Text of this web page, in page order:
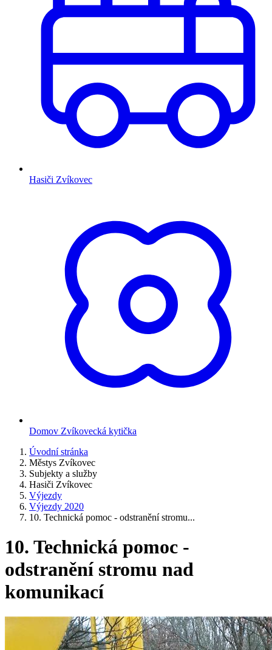
Hasiči Zvíkovec
Domov Zvíkovecká kytička
Úvodní stránka
Městys Zvíkovec
Subjekty a služby
Hasiči Zvíkovec
Výjezdy
Výjezdy 2020
10. Technická pomoc - odstranění stromu...
10. Technická pomoc -
odstranění stromu nad
komunikací